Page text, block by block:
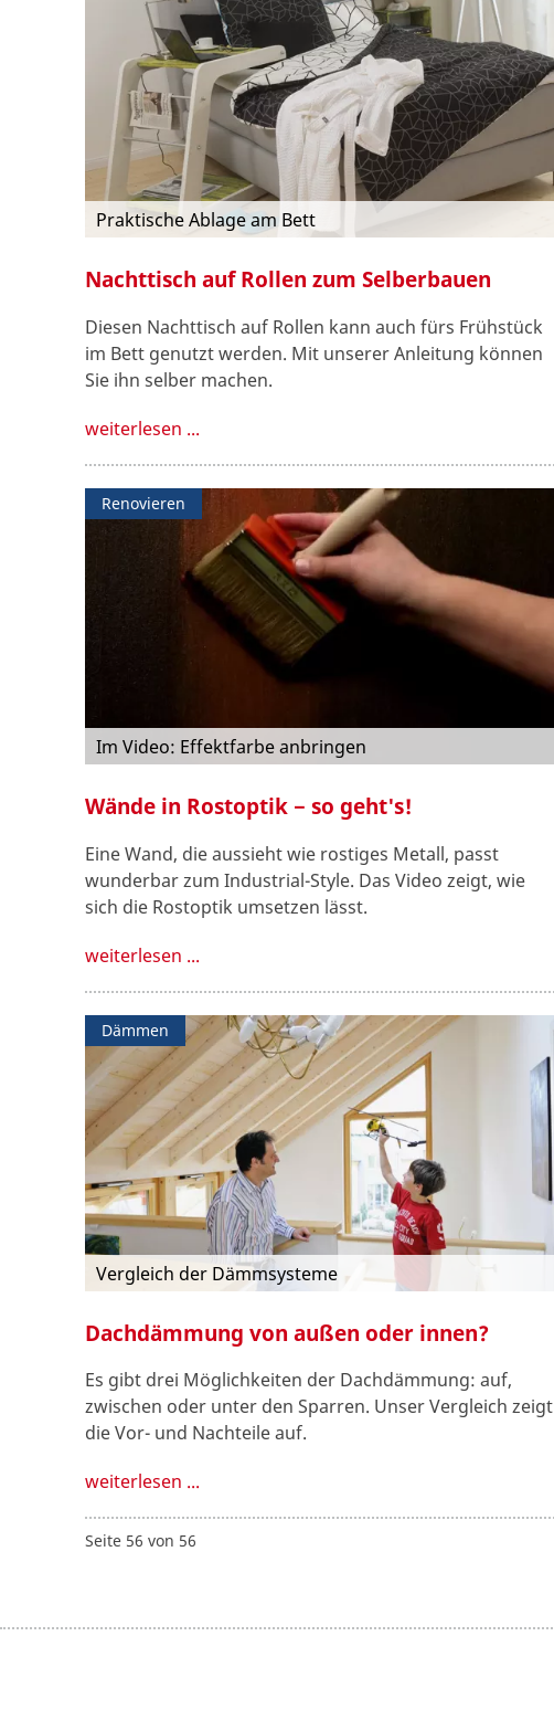
Praktische Ablage am Bett
Nachttisch auf Rollen zum Selberbauen
Diesen Nachttisch auf Rollen kann auch fürs Frühstück
im Bett genutzt werden. Mit unserer Anleitung können
Sie ihn selber machen.
weiterlesen ...
Renovieren
Im Video: Effektfarbe anbringen
Wände in Rostoptik − so geht's!
Eine Wand, die aussieht wie rostiges Metall, passt
wunderbar zum Industrial-Style. Das Video zeigt, wie
sich die Rostoptik umsetzen lässt.
weiterlesen ...
Dämmen
Vergleich der Dämmsysteme
Dachdämmung von außen oder innen?
Es gibt drei Möglichkeiten der Dachdämmung: auf,
zwischen oder unter den Sparren. Unser Vergleich zeigt
die Vor- und Nachteile auf.
weiterlesen ...
Seite 56 von 56